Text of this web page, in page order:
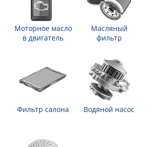
Моторное масло
в двигатель
Масляный
фильтр
Фильтр салона Водяной насос